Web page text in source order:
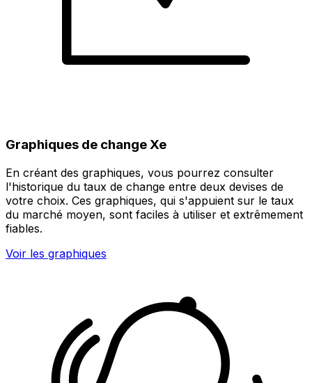
Graphiques de change Xe
En créant des graphiques, vous pourrez consulter
l'historique du taux de change entre deux devises de
votre choix. Ces graphiques, qui s'appuient sur le taux
du marché moyen, sont faciles à utiliser et extrêmement
fiables.
Voir les graphiques